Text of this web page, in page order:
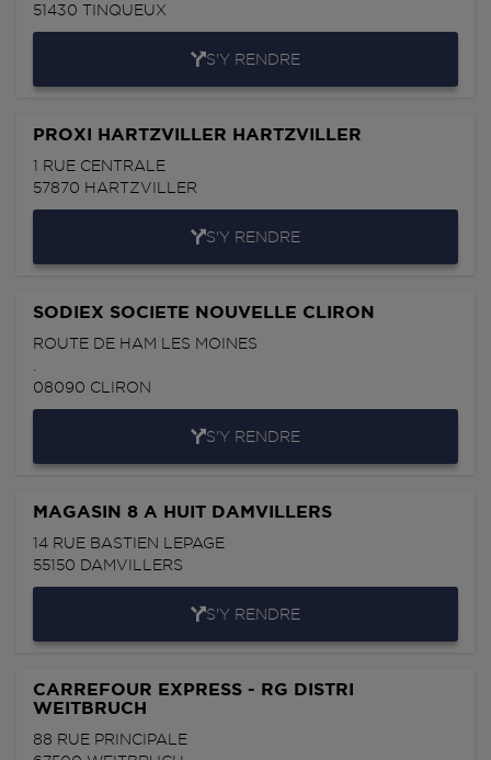
51430 TINQUEUX
S'Y RENDRE
PROXI HARTZVILLER HARTZVILLER
1 RUE CENTRALE
57870 HARTZVILLER
S'Y RENDRE
SODIEX SOCIETE NOUVELLE CLIRON
ROUTE DE HAM LES MOINES
08090 CLIRON
S'Y RENDRE
MAGASIN 8 A HUIT DAMVILLERS
14 RUE BASTIEN LEPAGE
55150 DAMVILLERS
S'Y RENDRE
CARREFOUR EXPRESS - RG DISTRI
WEITBRUCH
88 RUE PRINCIPALE